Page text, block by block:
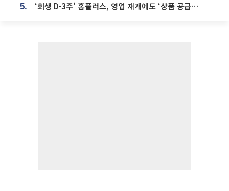
5. ‘회생 D-3주’ 홈플러스, 영업 재개에도 ‘상품 공급망’ 복구가 생존 관건